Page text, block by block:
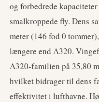
og forbedrede
smalkroppede fly. Dens
meter (146 fod 0
længere end A320.
A320-familien på 35,80
hvilket bidrager til dens
effektivitet i lufthavne.